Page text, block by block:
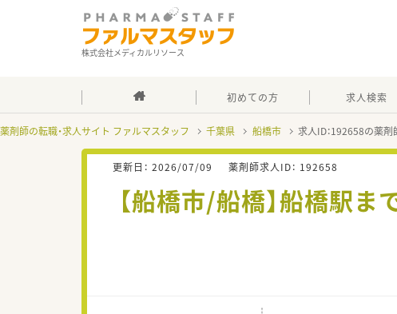
株式会社メディカルリソース
初めての方 求人検索
薬剤師の転職・求人サイト ファルマスタッフ 千葉県 船橋市 求人ID：192658の薬剤
更新日： 2026/07/09 薬剤師求人ID： 192658
【船橋市/船橋】船橋駅